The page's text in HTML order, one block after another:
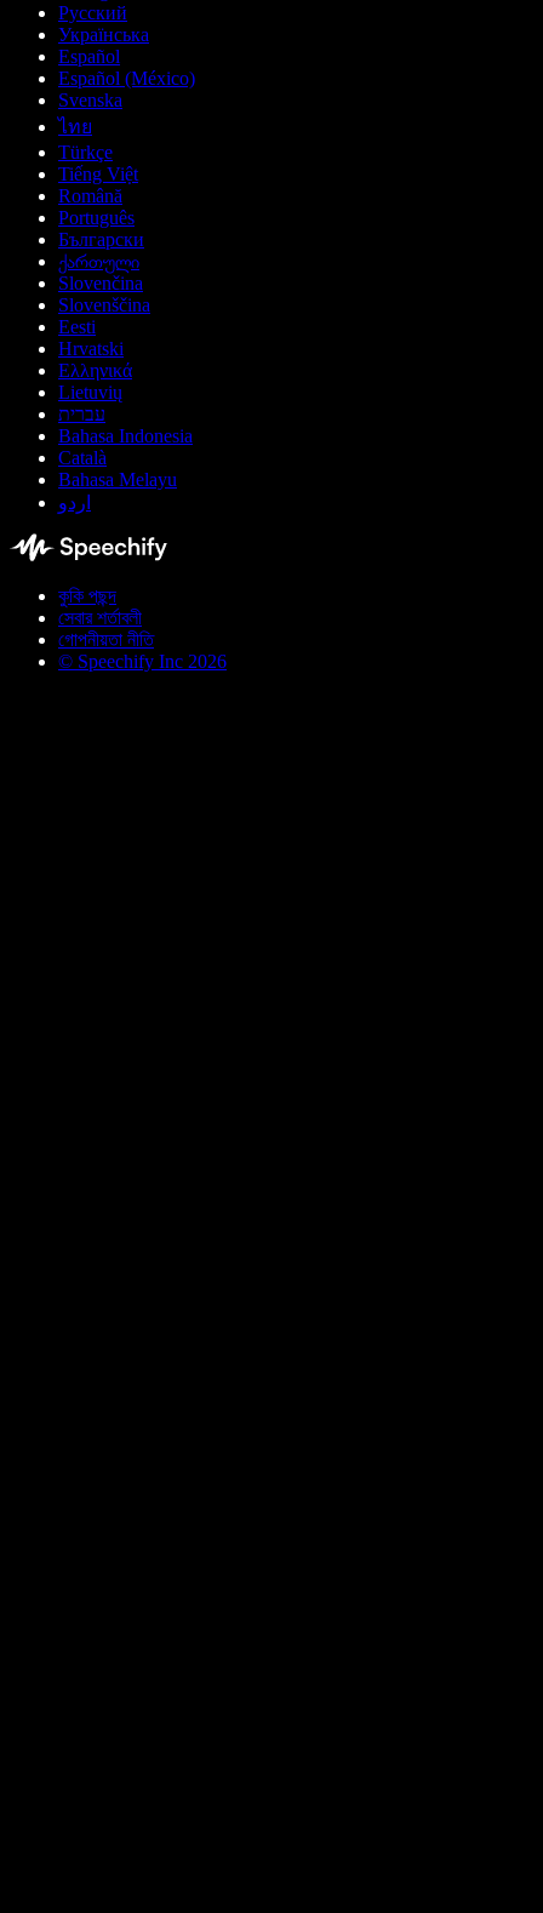
Русский
Українська
Español
Español (México)
Svenska
ไทย
Türkçe
Tiếng Việt
Română
Português
Български
ქართული
Slovenčina
Slovenščina
Eesti
Hrvatski
Ελληνικά
Lietuvių
עברית
Bahasa Indonesia
Català
Bahasa Melayu
اردو
কুকি পছন্দ
সেবার শর্তাবলী
গোপনীয়তা নীতি
© Speechify Inc 2026